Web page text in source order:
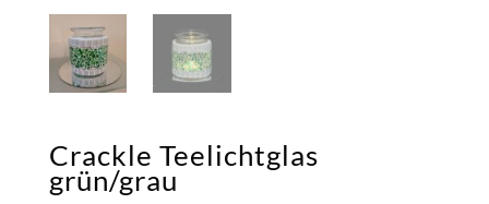
Crackle Teelichtglas
grün/grau